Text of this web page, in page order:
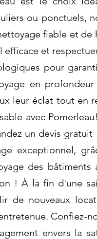
ou ponctuels,
fiable et de
et
pour
en
leur éclat tout en
avec
un devis
exceptionnel,
des bâtiments
! À la fin d'une
de nouveaux
Confiez-
envers la